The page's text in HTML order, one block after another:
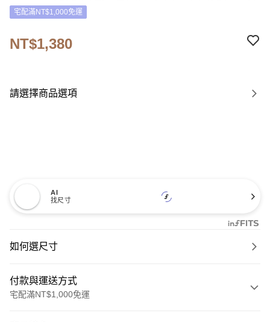
宅配滿NT$1,000免運
NT$1,380
請選擇商品選項
AI
找尺寸
如何選尺寸
付款與運送方式
宅配滿NT$1,000免運